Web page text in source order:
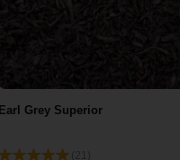
Earl Grey Superior